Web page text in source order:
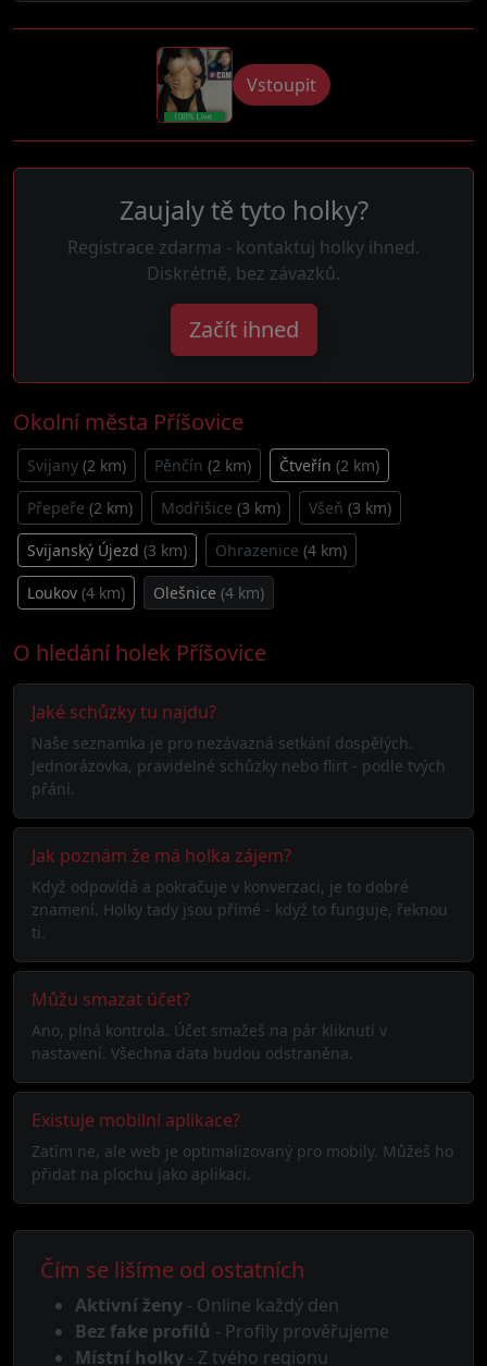
Vstoupit
Zaujaly tě tyto holky?
Registrace zdarma - kontaktuj holky ihned.
Diskrétně, bez závazků.
Začít ihned
Okolní města Příšovice
Svijany (2 km) Pěnčín (2 km) Čtveřín (2 km)
Přepeře (2 km) Modřišice (3 km) Všeň (3 km)
Svijanský Újezd (3 km) Ohrazenice (4 km)
Loukov (4 km) Olešnice (4 km)
O hledání holek Příšovice
Jaké schůzky tu najdu?
Naše seznamka je pro nezávazná setkání dospělých.
Jednorázovka, pravidelné schůzky nebo flirt - podle tvých
přání.
Jak poznám že má holka zájem?
Když odpovídá a pokračuje v konverzaci, je to dobré
znamení. Holky tady jsou přímé - když to funguje, řeknou
ti.
Můžu smazat účet?
Ano, plná kontrola. Účet smažeš na pár kliknutí v
nastavení. Všechna data budou odstraněna.
Existuje mobilní aplikace?
Zatím ne, ale web je optimalizovaný pro mobily. Můžeš ho
přidat na plochu jako aplikaci.
Čím se lišíme od ostatních
Aktivní ženy - Online každý den
Bez fake profilů - Profily prověřujeme
Místní holky - Z tvého regionu